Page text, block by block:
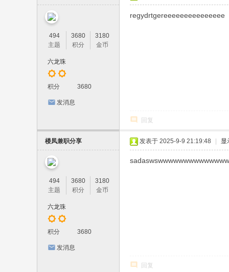
494
主题
3680
积分
3180
金币
六龙珠
积分 3680
发消息
regydrtgereeeeeeeeeeeeeee
回复
楼凤兼职分享
494
主题
3680
积分
3180
金币
六龙珠
积分 3680
发消息
发表于 2025-9-9 21:19:48 显
回复